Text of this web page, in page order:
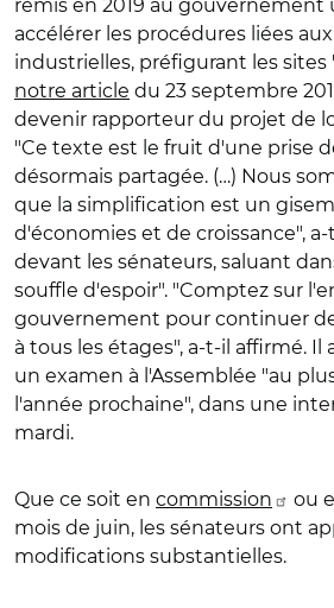
remis en 2019 au gouvernement
accélérer les procédures liées
industrielles, préfigurant les sites
notre article du 23 septembre
devenir rapporteur du projet de
"Ce texte est le fruit d'une prise
désormais partagée. (…) Nous
que la simplification est un
d'économies et de croissance",
devant les sénateurs, saluant
souffle d'espoir". "Comptez sur
gouvernement pour continuer
à tous les étages", a-t-il affirmé. Il
un examen à l'Assemblée "au
l'année prochaine", dans une
mardi.
Que ce soit en commission ou
mois de juin, les sénateurs ont
modifications substantielles.